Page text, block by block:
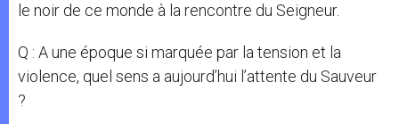
le noir de ce monde à la rencontre du Seigneur.
Q : A une époque si marquée par la tension et la
violence, quel sens a aujourd’hui l’attente du Sauveur
?